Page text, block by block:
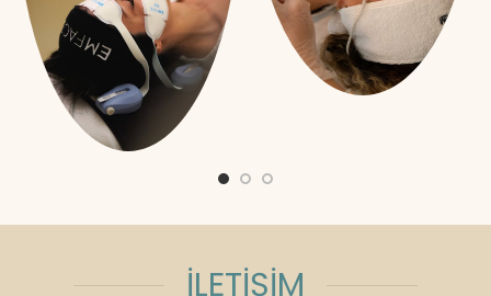
İLETİŞİM